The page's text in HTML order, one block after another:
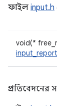
ফাইল input.h
void(*
প্রতিবেদনের